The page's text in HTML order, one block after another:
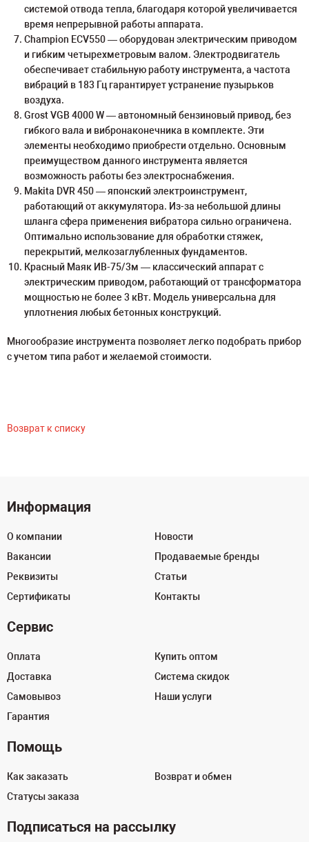
системой отвода тепла, благодаря которой увеличивается
время непрерывной работы аппарата.
Champion ECV550 — оборудован электрическим приводом
и гибким четырехметровым валом. Электродвигатель
обеспечивает стабильную работу инструмента, а частота
вибраций в 183 Гц гарантирует устранение пузырьков
воздуха.
Grost VGB 4000 W — автономный бензиновый привод, без
гибкого вала и вибронаконечника в комплекте. Эти
элементы необходимо приобрести отдельно. Основным
преимуществом данного инструмента является
возможность работы без электроснабжения.
Makita DVR 450 — японский электроинструмент,
работающий от аккумулятора. Из-за небольшой длины
шланга сфера применения вибратора сильно ограничена.
Оптимально использование для обработки стяжек,
перекрытий, мелкозаглубленных фундаментов.
Красный Маяк ИВ-75/3м — классический аппарат с
электрическим приводом, работающий от трансформатора
мощностью не более 3 кВт. Модель универсальна для
уплотнения любых бетонных конструкций.
Многообразие инструмента позволяет легко подобрать прибор
с учетом типа работ и желаемой стоимости.
Возврат к списку
Информация
О компании
Вакансии
Реквизиты
Сертификаты
Новости
Продаваемые бренды
Статьи
Контакты
Сервис
Оплата
Доставка
Самовывоз
Гарантия
Купить оптом
Система скидок
Наши услуги
Помощь
Как заказать
Статусы заказа
Возврат и обмен
Подписаться на рассылку